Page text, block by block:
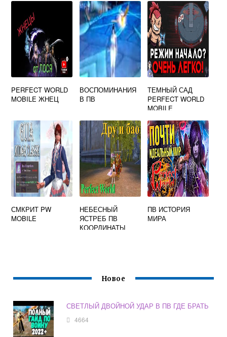
ПРЕДМЕТ НЕ
ДОСТИГ
НЕОБХОДИМОГО
УРОВНЯ
PERFECT WORLD
MOBILE ЖНЕЦ
ВОСПОМИНАНИЯ
В ПВ
ТЕМНЫЙ САД
PERFECT WORLD
MOBILE
СМКРИТ PW
MOBILE
НЕБЕСНЫЙ
ЯСТРЕБ ПВ
КООРДИНАТЫ
ПВ ИСТОРИЯ
МИРА
Новое
СВЕТЛЫЙ ДВОЙНОЙ УДАР В ПВ ГДЕ БРАТЬ
4664